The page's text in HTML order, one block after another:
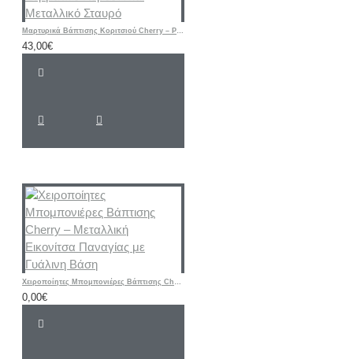
Μαρτυρικά Βάπτισης Κοριτσιού Cherry – Ροζ & Μπεζ Βραχιόλια με Δερμάτινο Κορδόνι και Μεταλλικό Σταυρό
43,00€
Χειροποίητες Μπομπονιέρες Βάπτισης Cherry – Μεταλλική Εικονίτσα Παναγίας με Γυάλινη Βάση
0,00€